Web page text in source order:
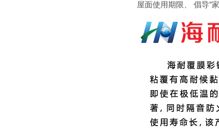
屋面使用期限、 倡导“